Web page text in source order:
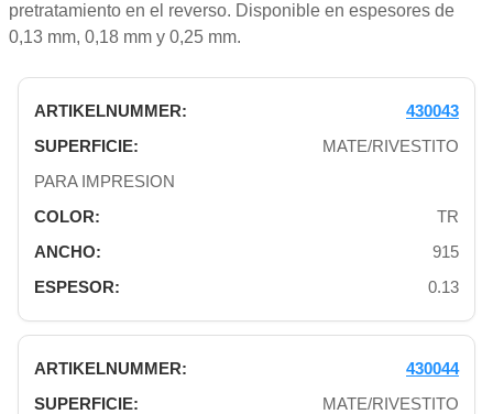
pretratamiento en el reverso. Disponible en espesores de
0,13 mm, 0,18 mm y 0,25 mm.
430043
MATE/RIVESTITO
PARA IMPRESION
TR
915
0.13
430044
MATE/RIVESTITO